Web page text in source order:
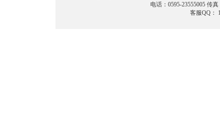
电话：0595-23555005 传
客服QQ：